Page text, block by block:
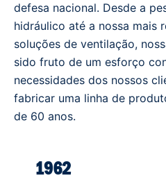
defesa nacional. Desde a
hidráulico até a nossa mais
soluções de ventilação,
sido fruto de um esforço
necessidades dos nossos
fabricar uma linha de
de 60 anos.
1962